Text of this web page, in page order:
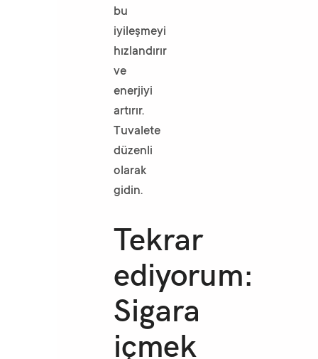
bu
iyileşmeyi
hızlandırır
ve
enerjiyi
artırır.
Tuvalete
düzenli
olarak
gidin.
Tekrar
ediyorum:
Sigara
içmek